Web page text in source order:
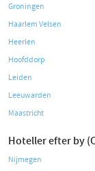
Groningen
Haarlem Velsen
Heerlen
Hoofddorp
Leiden
Leeuwarden
Maastricht
Hoteller efter by
Nijmegen